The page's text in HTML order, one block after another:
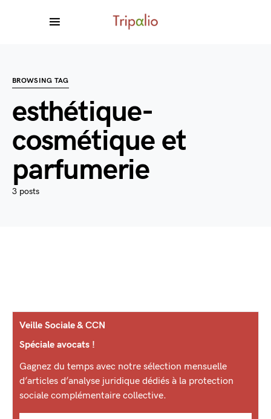
BROWSING TAG
esthétique-
cosmétique et
parfumerie
3 posts
Veille Sociale & CCN
Spéciale avocats !
Gagnez du temps avec notre sélection mensuelle
d’articles d’analyse juridique dédiés à la protection
sociale complémentaire collective.